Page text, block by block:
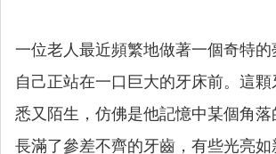
一位老人最近頻繁地做著一個奇特
自己正站在一口巨大的牙床前。這
悉又陌生，仿佛是他記憶中某個角
長滿了參差不齊的牙齒，有些光亮